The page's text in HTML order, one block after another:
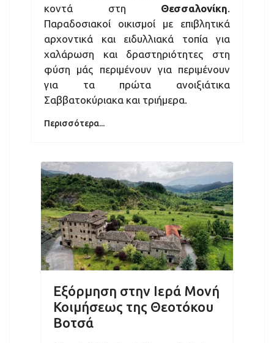
κοντά στη Θεσσαλονίκη.
Παραδοσιακοί οικισμοί με επιβλητικά
αρχοντικά και ειδυλλιακά τοπία για
χαλάρωση και δραστηριότητες στη
φύση μάς περιμένουν για περιμένουν
για τα πρώτα ανοιξιάτικα
Σαββατοκύριακα και τριήμερα.
Περισσότερα...
Εξόρμηση στην Ιερά Μονή
Κοιμήσεως της Θεοτόκου
Βοτσά